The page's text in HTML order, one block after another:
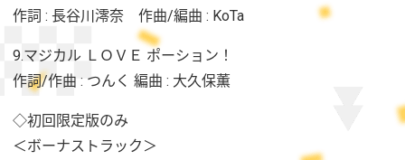
作詞 : 長谷川澪奈 作曲/編曲 : KoTa
9.マジカル ＬＯＶＥ ポーション！
作詞/作曲 : つんく 編曲 : 大久保薫
◇初回限定版のみ
＜ボーナストラック＞